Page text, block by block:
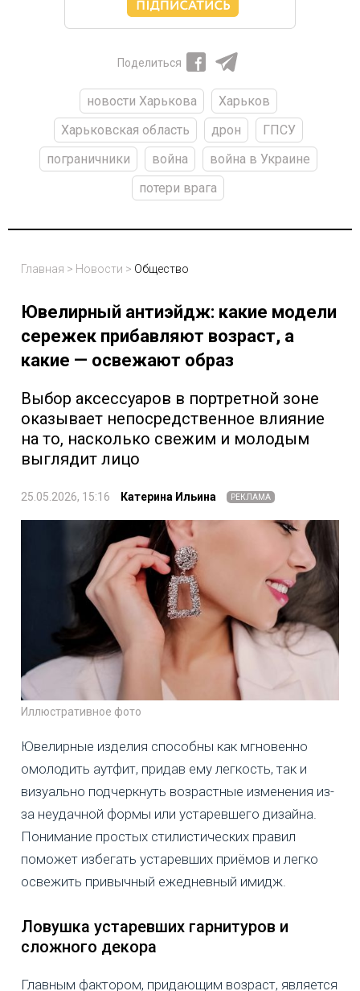
Поделиться
новости Харькова
Харьков
Харьковская область
дрон
ГПСУ
пограничники
война
война в Украине
потери врага
Главная > Новости > Общество
Ювелирный антиэйдж: какие модели
сережек прибавляют возраст, а
какие — освежают образ
Выбор аксессуаров в портретной зоне
оказывает непосредственное влияние
на то, насколько свежим и молодым
выглядит лицо
25.05.2026, 15:16 Катерина Ильина РЕКЛАМА
Иллюстративное фото
Ювелирные изделия способны как мгновенно
омолодить аутфит, придав ему легкость, так и
визуально подчеркнуть возрастные изменения из-
за неудачной формы или устаревшего дизайна.
Понимание простых стилистических правил
поможет избегать устаревших приёмов и легко
освежить привычный ежедневный имидж.
Ловушка устаревших гарнитуров и
сложного декора
Главным фактором, придающим возраст, является